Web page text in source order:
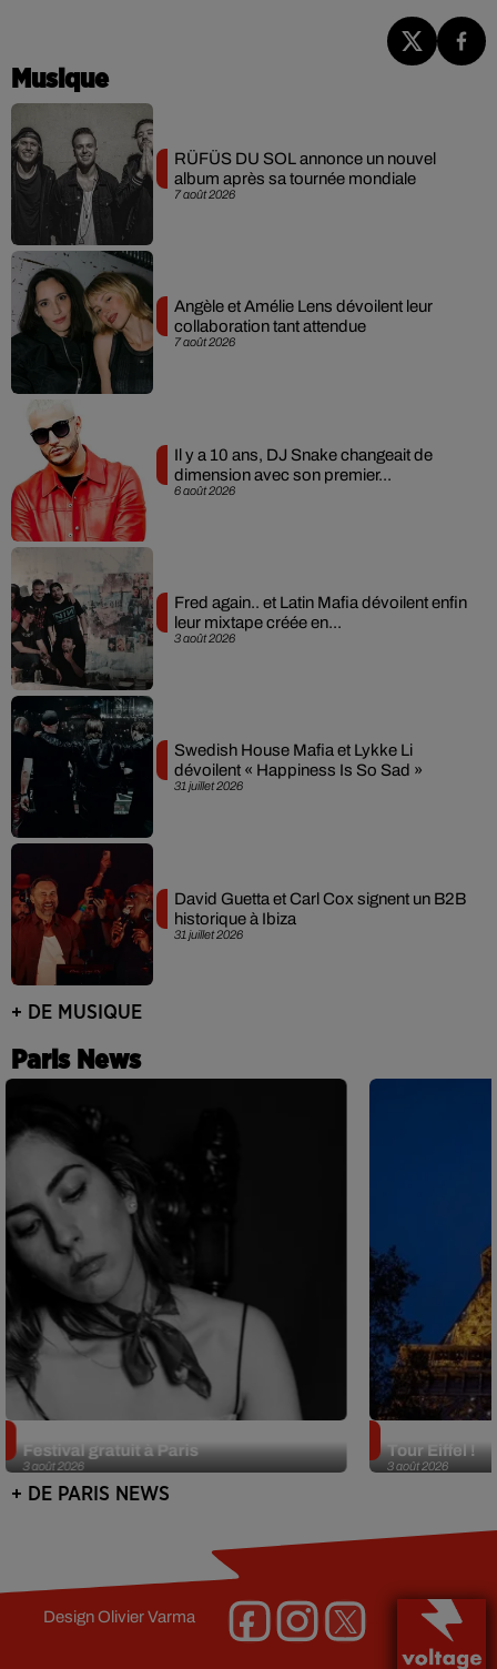
Musique
7 août 2026
RÜFÜS DU SOL annonce un nouvel
album après sa tournée mondiale
7 août 2026
Angèle et Amélie Lens dévoilent leur
collaboration tant attendue
6 août 2026
Il y a 10 ans, DJ Snake changeait de
dimension avec son premier...
3 août 2026
Fred again.. et Latin Mafia dévoilent enfin
leur mixtape créée en...
31 juillet 2026
Swedish House Mafia et Lykke Li
dévoilent « Happiness Is So Sad »
31 juillet 2026
David Guetta et Carl Cox signent un B2B
historique à Ibiza
+ DE MUSIQUE
Paris News
3 août 2026
Festival gratuit à Paris
3 août 2026
Tour Eiffel !
+ DE PARIS NEWS
DesignOlivier Varma